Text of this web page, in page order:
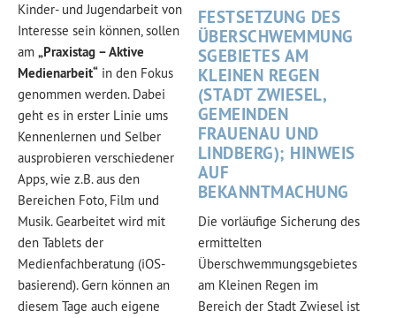
Kinder- und Jugendarbeit von
Interesse sein können, sollen
am „Praxistag – Aktive
Medienarbeit“ in den Fokus
genommen werden. Dabei
geht es in erster Linie ums
Kennenlernen und Selber
ausprobieren verschiedener
Apps, wie z.B. aus den
Bereichen Foto, Film und
Musik. Gearbeitet wird mit
den Tablets der
Medienfachberatung (iOS-
basierend). Gern können an
diesem Tage auch eigene
FESTSETZUNG DES
ÜBERSCHWEMMUNG
SGEBIETES AM
KLEINEN REGEN
(STADT ZWIESEL,
GEMEINDEN
FRAUENAU UND
LINDBERG); HINWEIS
AUF
BEKANNTMACHUNG
Die vorläufige Sicherung des
ermittelten
Überschwemmungsgebietes
am Kleinen Regen im
Bereich der Stadt Zwiesel ist